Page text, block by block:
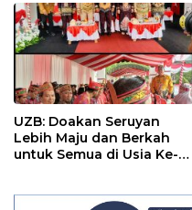
UZB: Doakan Seruyan
Lebih Maju dan Berkah
untuk Semua di Usia Ke-